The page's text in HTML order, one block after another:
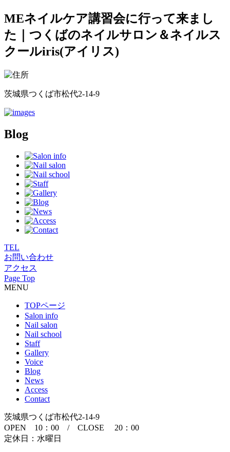
MEネイルケア講習会に行って来まし
た｜つくばのネイルサロン＆ネイルス
クールiris(アイリス)
茨城県つくば市松代2-14-9
Blog
TEL
お問い合わせ
アクセス
Page Top
MENU
TOPページ
Salon info
Nail salon
Nail school
Staff
Gallery
Voice
Blog
News
Access
Contact
茨城県つくば市松代2-14-9
OPEN 10：00 / CLOSE 20：00
定休日：水曜日